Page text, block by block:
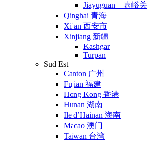
Jiayuguan – 嘉峪关
Qinghai 青海
Xi’an 西安市
Xinjiang 新疆
Kashgar
Turpan
Sud Est
Canton 广州
Fujian 福建
Hong Kong 香港
Hunan 湖南
Ile d’Hainan 海南
Macao 澳门
Taïwan 台湾